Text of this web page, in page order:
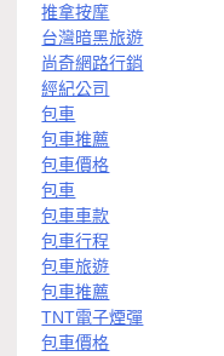
推拿按摩
台灣暗黑旅遊
尚奇網路行銷
經紀公司
包車
包車推薦
包車價格
包車
包車車款
包車行程
包車旅遊
包車推薦
TNT電子煙彈
包車價格